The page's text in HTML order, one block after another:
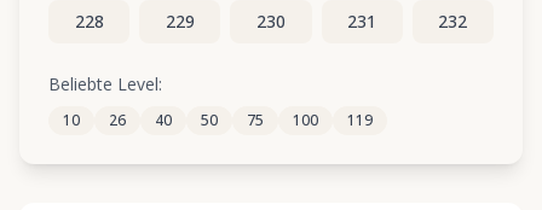
228 229 230 231 232
233
238 239 240 241
Beliebte Level:
10 26 40 50 75 100 119